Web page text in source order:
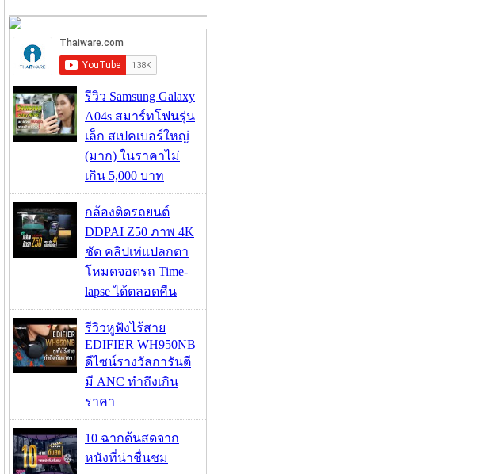
รีวิว Samsung Galaxy
A04s สมาร์ทโฟนรุ่น
เล็ก สเปคเบอร์ใหญ่
(มาก) ในราคาไม่
เกิน 5,000 บาท
กล้องติดรถยนต์
DDPAI Z50 ภาพ 4K
ชัด คลิปเท่แปลกตา
โหมดจอดรถ Time-
lapse ได้ตลอดคืน
รีวิวหูฟังไร้สาย
EDIFIER WH950NB
ดีไซน์รางวัลการันตี
มี ANC ทำถึงเกิน
ราคา
10 ฉากด้นสดจาก
หนังที่น่าชื่นชม